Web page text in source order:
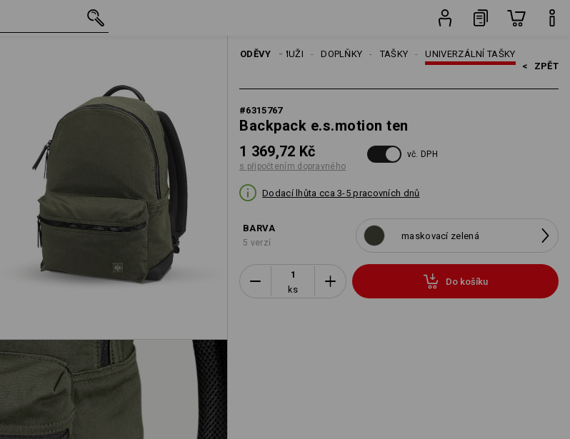
ODĚVY UNIVERZÁLNÍ TAŠKY
TAŠKY
DOPLŇKY
MUŽI
< ZPĚT
#6315767
Backpack e.s.motion ten
1 369,72 Kč
s připočtením dopravného
vč. DPH
Dodací lhůta cca 3-5 pracovních dnů
BARVA
5 verzí
maskovací zelená
ks
Do košíku
1 369,72 Kč